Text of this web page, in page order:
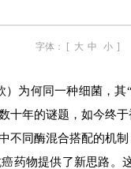
字体： [ 大 中 小 ]
为何同一种细菌，其
十年的谜题，如今终
不同酶混合搭配的机
药物提供了新思路。